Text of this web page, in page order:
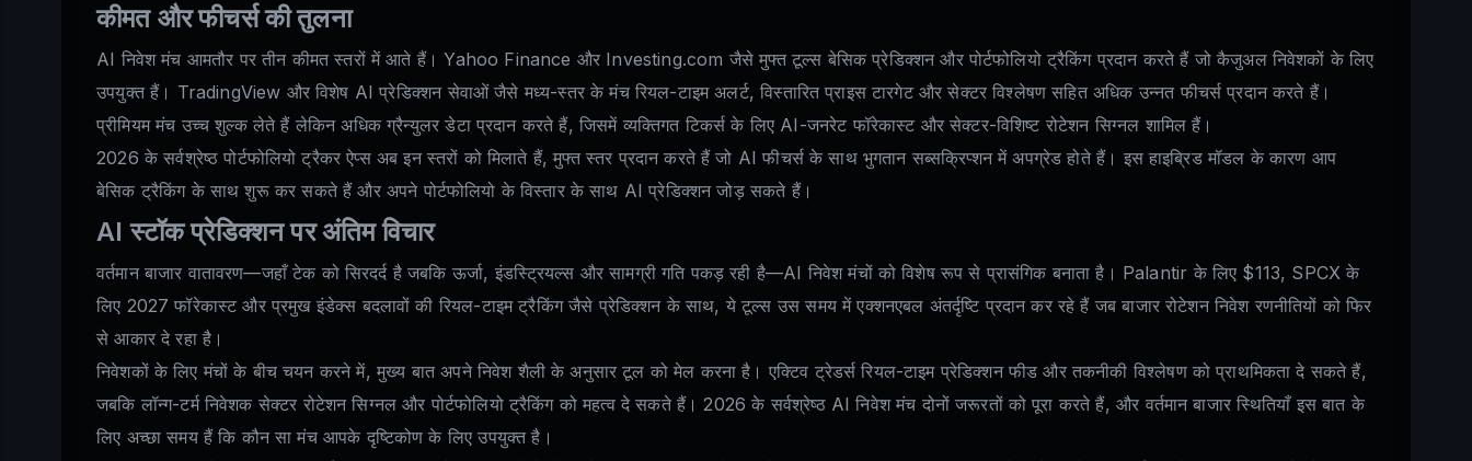
कीमत और फीचर्स की तुलना
AI निवेश मंच आमतौर पर तीन कीमत स्तरों में आते हैं। Yahoo Finance और Investing.com जैसे मुफ्त टूल्स बेसिक प्रेडिक्शन और पोर्टफोलियो ट्रैकिंग प्रदान करते हैं जो कैजुअल निवेशकों के लिए
उपयुक्त हैं। TradingView और विशेष AI प्रेडिक्शन सेवाओं जैसे मध्य-स्तर के मंच रियल-टाइम अलर्ट, विस्तारित प्राइस टारगेट और सेक्टर विश्लेषण सहित अधिक उन्नत फीचर्स प्रदान करते हैं।
प्रीमियम मंच उच्च शुल्क लेते हैं लेकिन अधिक ग्रैन्युलर डेटा प्रदान करते हैं, जिसमें व्यक्तिगत टिकर्स के लिए AI-जनरेट फॉरेकास्ट और सेक्टर-विशिष्ट रोटेशन सिग्नल शामिल हैं।
2026 के सर्वश्रेष्ठ पोर्टफोलियो ट्रैकर ऐप्स अब इन स्तरों को मिलाते हैं, मुफ्त स्तर प्रदान करते हैं जो AI फीचर्स के साथ भुगतान सब्सक्रिप्शन में अपग्रेड होते हैं। इस हाइब्रिड मॉडल के कारण आप
बेसिक ट्रैकिंग के साथ शुरू कर सकते हैं और अपने पोर्टफोलियो के विस्तार के साथ AI प्रेडिक्शन जोड़ सकते हैं।
AI स्टॉक प्रेडिक्शन पर अंतिम विचार
वर्तमान बाजार वातावरण—जहाँ टेक को सिरदर्द है जबकि ऊर्जा, इंडस्ट्रियल्स और सामग्री गति पकड़ रही है—AI निवेश मंचों को विशेष रूप से प्रासंगिक बनाता है। Palantir के लिए $113, SPCX के
लिए 2027 फॉरेकास्ट और प्रमुख इंडेक्स बदलावों की रियल-टाइम ट्रैकिंग जैसे प्रेडिक्शन के साथ, ये टूल्स उस समय में एक्शनएबल अंतर्दृष्टि प्रदान कर रहे हैं जब बाजार रोटेशन निवेश रणनीतियों को फिर
से आकार दे रहा है।
निवेशकों के लिए मंचों के बीच चयन करने में, मुख्य बात अपने निवेश शैली के अनुसार टूल को मेल करना है। एक्टिव ट्रेडर्स रियल-टाइम प्रेडिक्शन फीड और तकनीकी विश्लेषण को प्राथमिकता दे सकते हैं,
जबकि लॉन्ग-टर्म निवेशक सेक्टर रोटेशन सिग्नल और पोर्टफोलियो ट्रैकिंग को महत्व दे सकते हैं। 2026 के सर्वश्रेष्ठ AI निवेश मंच दोनों जरूरतों को पूरा करते हैं, और वर्तमान बाजार स्थितियाँ इस बात के
लिए अच्छा समय हैं कि कौन सा मंच आपके दृष्टिकोण के लिए उपयुक्त है।